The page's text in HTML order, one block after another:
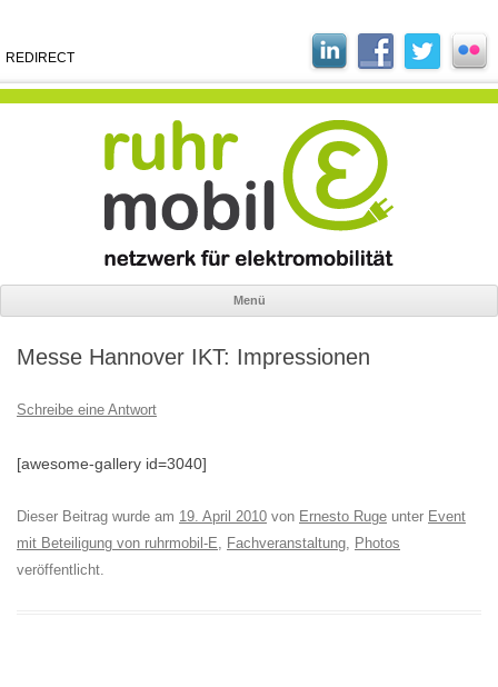
REDIRECT
Menü
springen
Messe Hannover IKT: Impressionen
Schreibe eine Antwort
[awesome-gallery id=3040]
Dieser Beitrag wurde am 19. April 2010 von Ernesto Ruge unter Event
mit Beteiligung von ruhrmobil-E, Fachveranstaltung, Photos
veröffentlicht.